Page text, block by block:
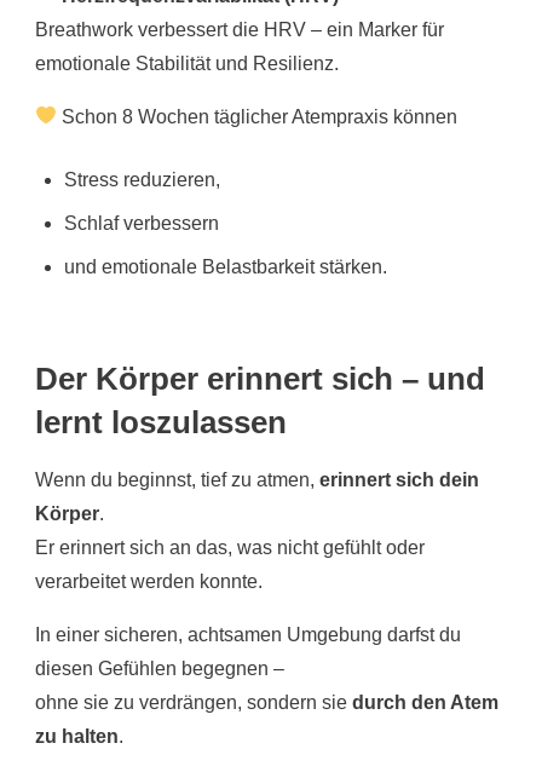
Breathwork verbessert die HRV – ein Marker für
emotionale Stabilität und Resilienz.
Schon 8 Wochen täglicher Atempraxis können
Stress reduzieren,
Schlaf verbessern
und emotionale Belastbarkeit stärken.
Der Körper erinnert sich – und
lernt loszulassen
Wenn du beginnst, tief zu atmen, erinnert sich dein
Körper.
Er erinnert sich an das, was nicht gefühlt oder
verarbeitet werden konnte.
In einer sicheren, achtsamen Umgebung darfst du
diesen Gefühlen begegnen –
ohne sie zu verdrängen, sondern sie durch den Atem
zu halten.